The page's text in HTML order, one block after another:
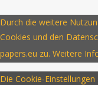
Durch die weitere
Cookies und den
papers.eu zu. Weitere
Die Cookie-